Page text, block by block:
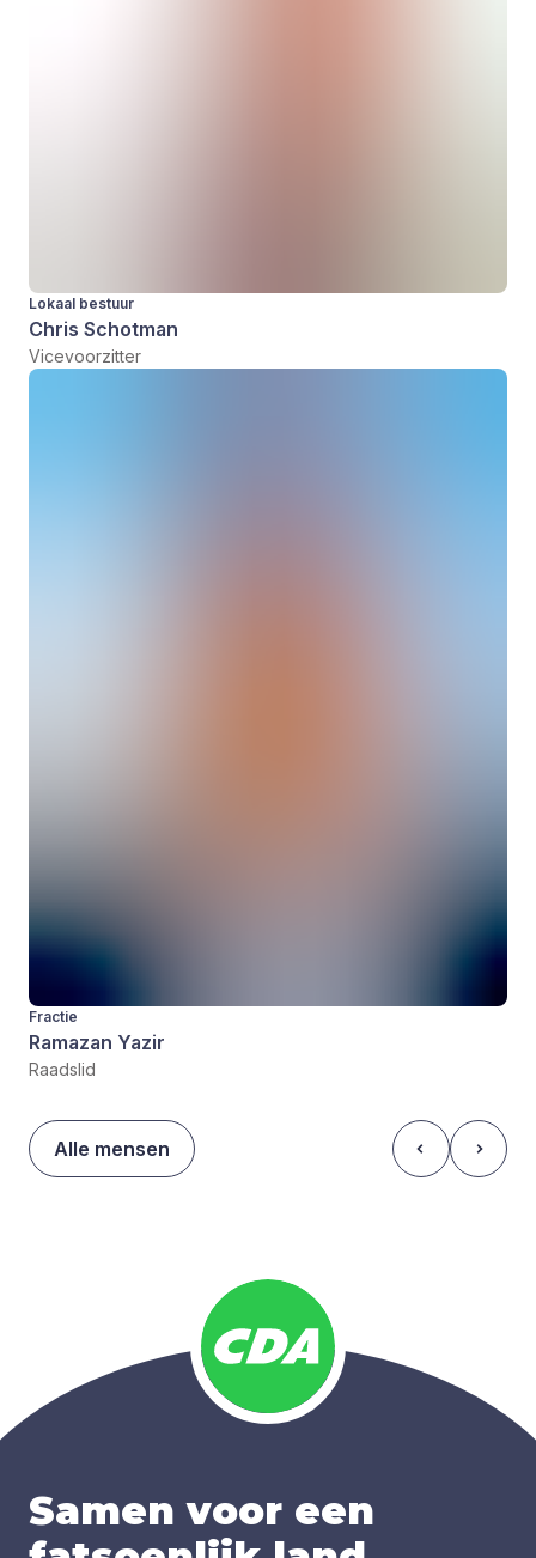
Lokaal bestuur
Chris Schotman
Vicevoorzitter
Fractie
Ramazan Yazir
Raadslid
Alle mensen
Samen voor een